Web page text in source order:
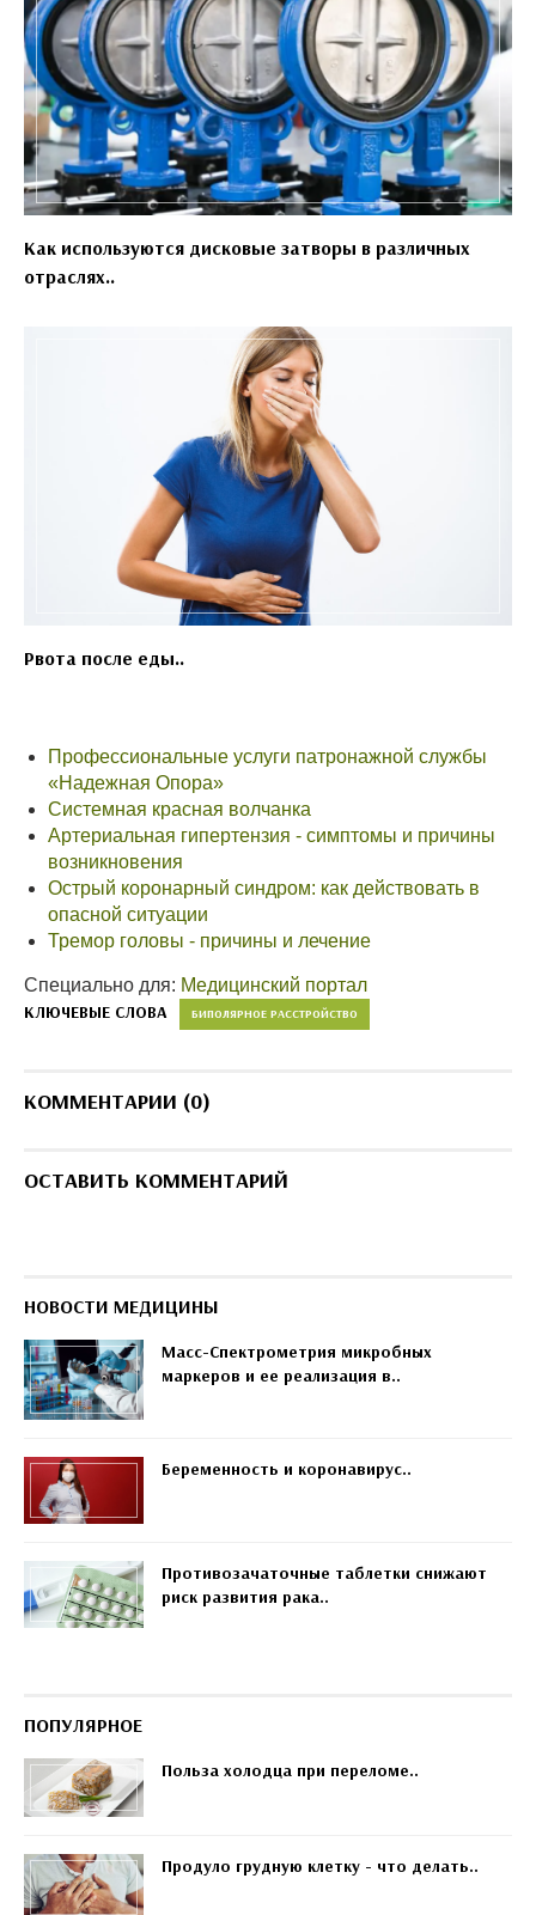
Как используются дисковые затворы в различных
отраслях..
Рвота после еды..
Профессиональные услуги патронажной службы
«Надежная Опора»
Системная красная волчанка
Артериальная гипертензия - симптомы и причины
возникновения
Острый коронарный синдром: как действовать в
опасной ситуации
Тремор головы - причины и лечение
Специально для: Медицинский портал
КЛЮЧЕВЫЕ СЛОВА БИПОЛЯРНОЕ РАССТРОЙСТВО
КОММЕНТАРИИ (0)
ОСТАВИТЬ КОММЕНТАРИЙ
НОВОСТИ МЕДИЦИНЫ
Масс-Спектрометрия микробных
маркеров и ее реализация в..
Беременность и коронавирус..
Противозачаточные таблетки снижают
риск развития рака..
ПОПУЛЯРНОЕ
Польза холодца при переломе..
Продуло грудную клетку - что делать..